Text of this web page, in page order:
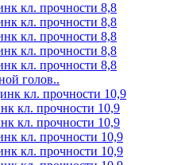
кл. прочности 8,8
кл. прочности 8,8
кл. прочности 8,8
кл. прочности 8,8
кл. прочности 8,8
голов..
кл. прочности 10,9
кл. прочности 10,9
кл. прочности 10,9
кл. прочности 10,9
кл. прочности 10,9